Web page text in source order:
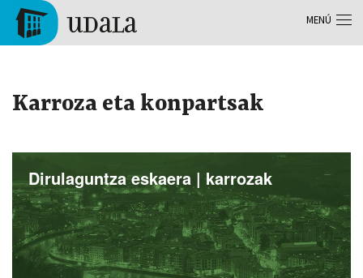
Pasar al contenido principal
Karroza eta konpartsak
Dirulaguntza eskaera | karrozak
MENÚ